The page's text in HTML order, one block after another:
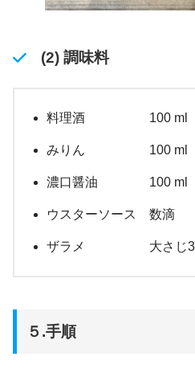
(2) 調味料
料理酒 100 ml
みりん 100 ml
濃口醤油 100 ml
ウスターソース 数滴
ザラメ 大さじ3
５.手順